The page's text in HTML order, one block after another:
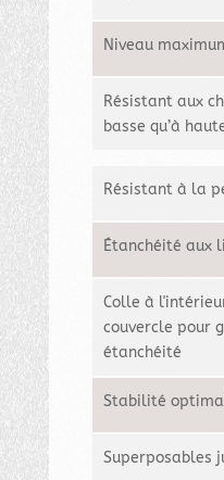
Niveau
Résistant aux
basse qu’à
Résistant à la
Étanchéité aux
Colle à
couvercle pour
étanchéité
Stabilité
Superposables